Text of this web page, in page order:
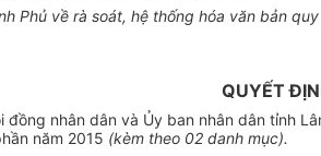
Phủ về rà soát, hệ thống hóa văn bản
QUYẾT
nhân dân và Ủy ban nhân dân tỉnh
năm 2015 (kèm theo 02 danh mục).